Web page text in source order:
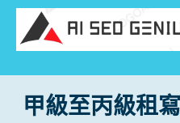
Skip
content
甲級至丙級租